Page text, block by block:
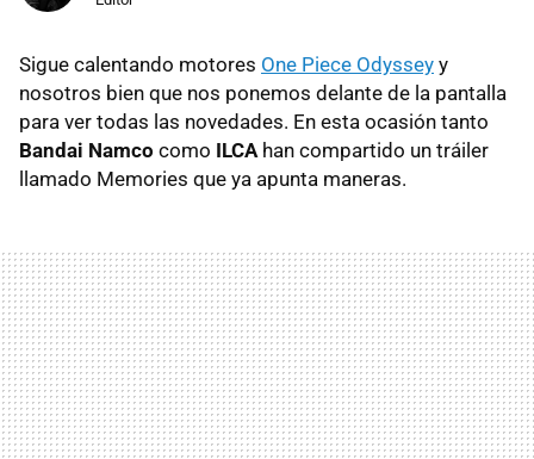
Sigue calentando motores One Piece Odyssey y
nosotros bien que nos ponemos delante de la pantalla
para ver todas las novedades. En esta ocasión tanto
Bandai Namco como ILCAhan compartido un tráiler
llamado Memories que ya apunta maneras.